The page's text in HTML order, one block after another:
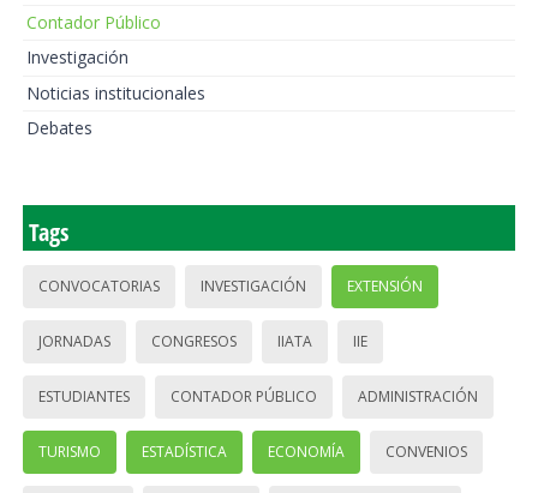
Contador Público
Investigación
Noticias institucionales
Debates
Tags
CONVOCATORIAS INVESTIGACIÓN EXTENSIÓN
JORNADAS CONGRESOS IIATA IIE
ESTUDIANTES CONTADOR PÚBLICO ADMINISTRACIÓN
TURISMO ESTADÍSTICA ECONOMÍA CONVENIOS